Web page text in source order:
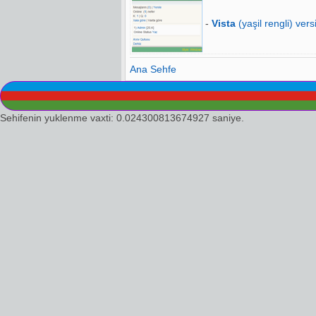
- Vista (yaşil rengli)
Ana Sehfe
Sehifenin yuklenme vaxti: 0.024300813674927 saniye.